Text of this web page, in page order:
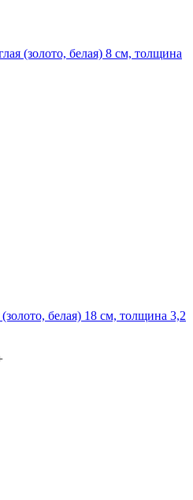
(золото, белая) 8 см, толщина
белая) 18 см, толщина 3,2